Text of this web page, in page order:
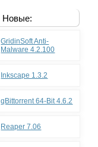
Новые:
GridinSoft Anti-
Malware 4.2.100
Inkscape 1.3.2
qBittorrent 64-Bit 4.6.2
Reaper 7.06